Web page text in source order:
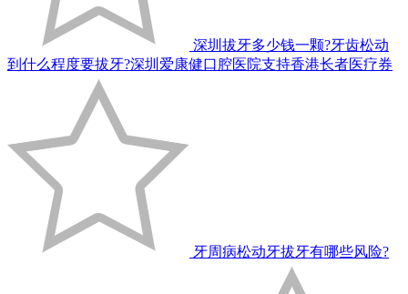
深圳拔牙多少钱一颗?牙齿松动
到什么程度要拔牙?深圳爱康健口腔医院支持香港长者医疗券
牙周病松动牙拔牙有哪些风险?